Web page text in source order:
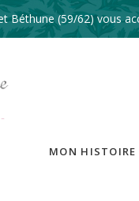
Béthune (59/62) vous
MON HISTOIRE